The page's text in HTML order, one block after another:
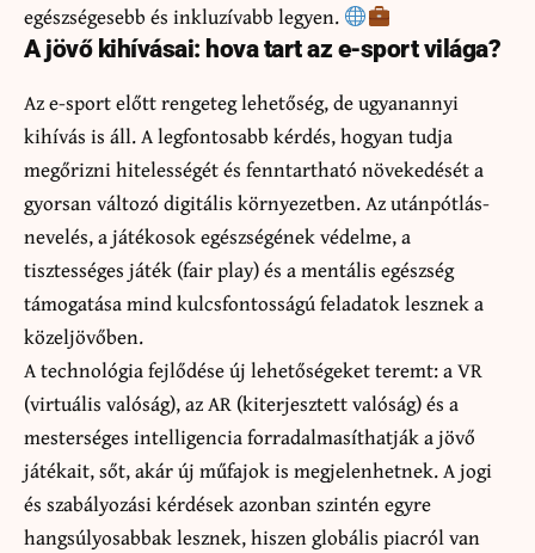
egészségesebb és inkluzívabb legyen.
A jövő kihívásai: hova tart az e-sport világa?
Az e-sport előtt rengeteg lehetőség, de ugyanannyi
kihívás is áll. A legfontosabb kérdés, hogyan tudja
megőrizni hitelességét és fenntartható növekedését a
gyorsan változó digitális környezetben. Az utánpótlás-
nevelés, a játékosok egészségének védelme, a
tisztességes játék (fair play) és a mentális egészség
támogatása mind kulcsfontosságú feladatok lesznek a
közeljövőben.
A technológia fejlődése új lehetőségeket teremt: a VR
(virtuális valóság), az AR (kiterjesztett valóság) és a
mesterséges intelligencia forradalmasíthatják a jövő
játékait, sőt, akár új műfajok is megjelenhetnek. A jogi
és szabályozási kérdések azonban szintén egyre
hangsúlyosabbak lesznek, hiszen globális piacról van